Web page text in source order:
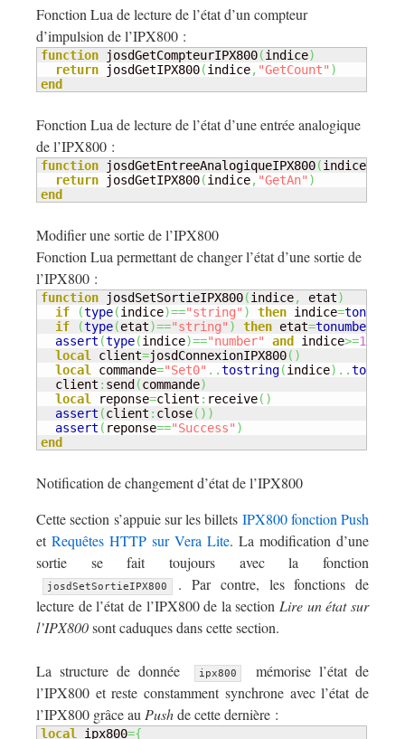
Fonction Lua de lecture de l’état d’un compteur
d’impulsion de l’IPX800 :
function josdGetCompteurIPX800(indice)
return josdGetIPX800(indice, "GetCount" )
end
Fonction Lua de lecture de l’état d’une entrée analogique
de l’IPX800 :
function josdGetEntreeAnalogiqueIPX800(indice
return josdGetIPX800(indice, "GetAn" )
end
Modifier une sortie de l’IPX800
Fonction Lua permettant de changer l’état d’une sortie de
l’IPX800 :
function josdSetSortieIPX800(indice, etat)
if
(type(indice)=="string" ) then indice=tonumber
if
(type(etat)=="string" ) then etat=tonumber
assert (type(indice)=="number" and indice>=1
local
client=josdConnexionIPX800( )
local
commande="Set0" ..tostring(indice) ..
  client
: send (commande)
local
reponse=client : receive( )
assert (client : close( ) )
assert ( reponse=="Success" )
end
Notification de changement d’état de l’IPX800
Cette section s’appuie sur les billets IPX800 fonction Push
et Requêtes HTTP sur Vera Lite. La modification d’une
sortie se fait toujours avec la fonction
josdSetSortieIPX800
. Par contre, les fonctions de
lecture de l’état de l’IPX800 de la section Lire un état sur
l’IPX800sont caduques dans cette section.
La structure de donnée ipx800
mémorise l’état de
l’IPX800 et reste constamment synchrone avec l’état de
l’IPX800 grâce au Pushde cette dernière :
local ipx800={